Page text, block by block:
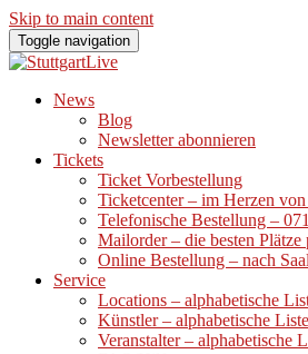
Skip to main content
Toggle navigation
News
Blog
Newsletter abonnieren
Tickets
Ticket Vorbestellung
Ticketcenter – im Herzen
Telefonische Bestellung –
Mailorder – die besten
Online Bestellung – nach
Service
Locations – alphabetische
Künstler – alphabetische Liste
Veranstalter – alphabetische